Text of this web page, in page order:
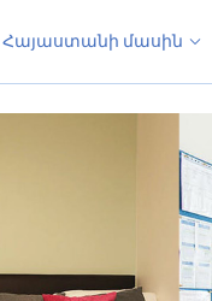
Հայաստանի մասին